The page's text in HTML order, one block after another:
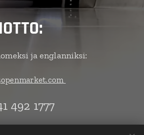
ja englanniksi:
492 1777